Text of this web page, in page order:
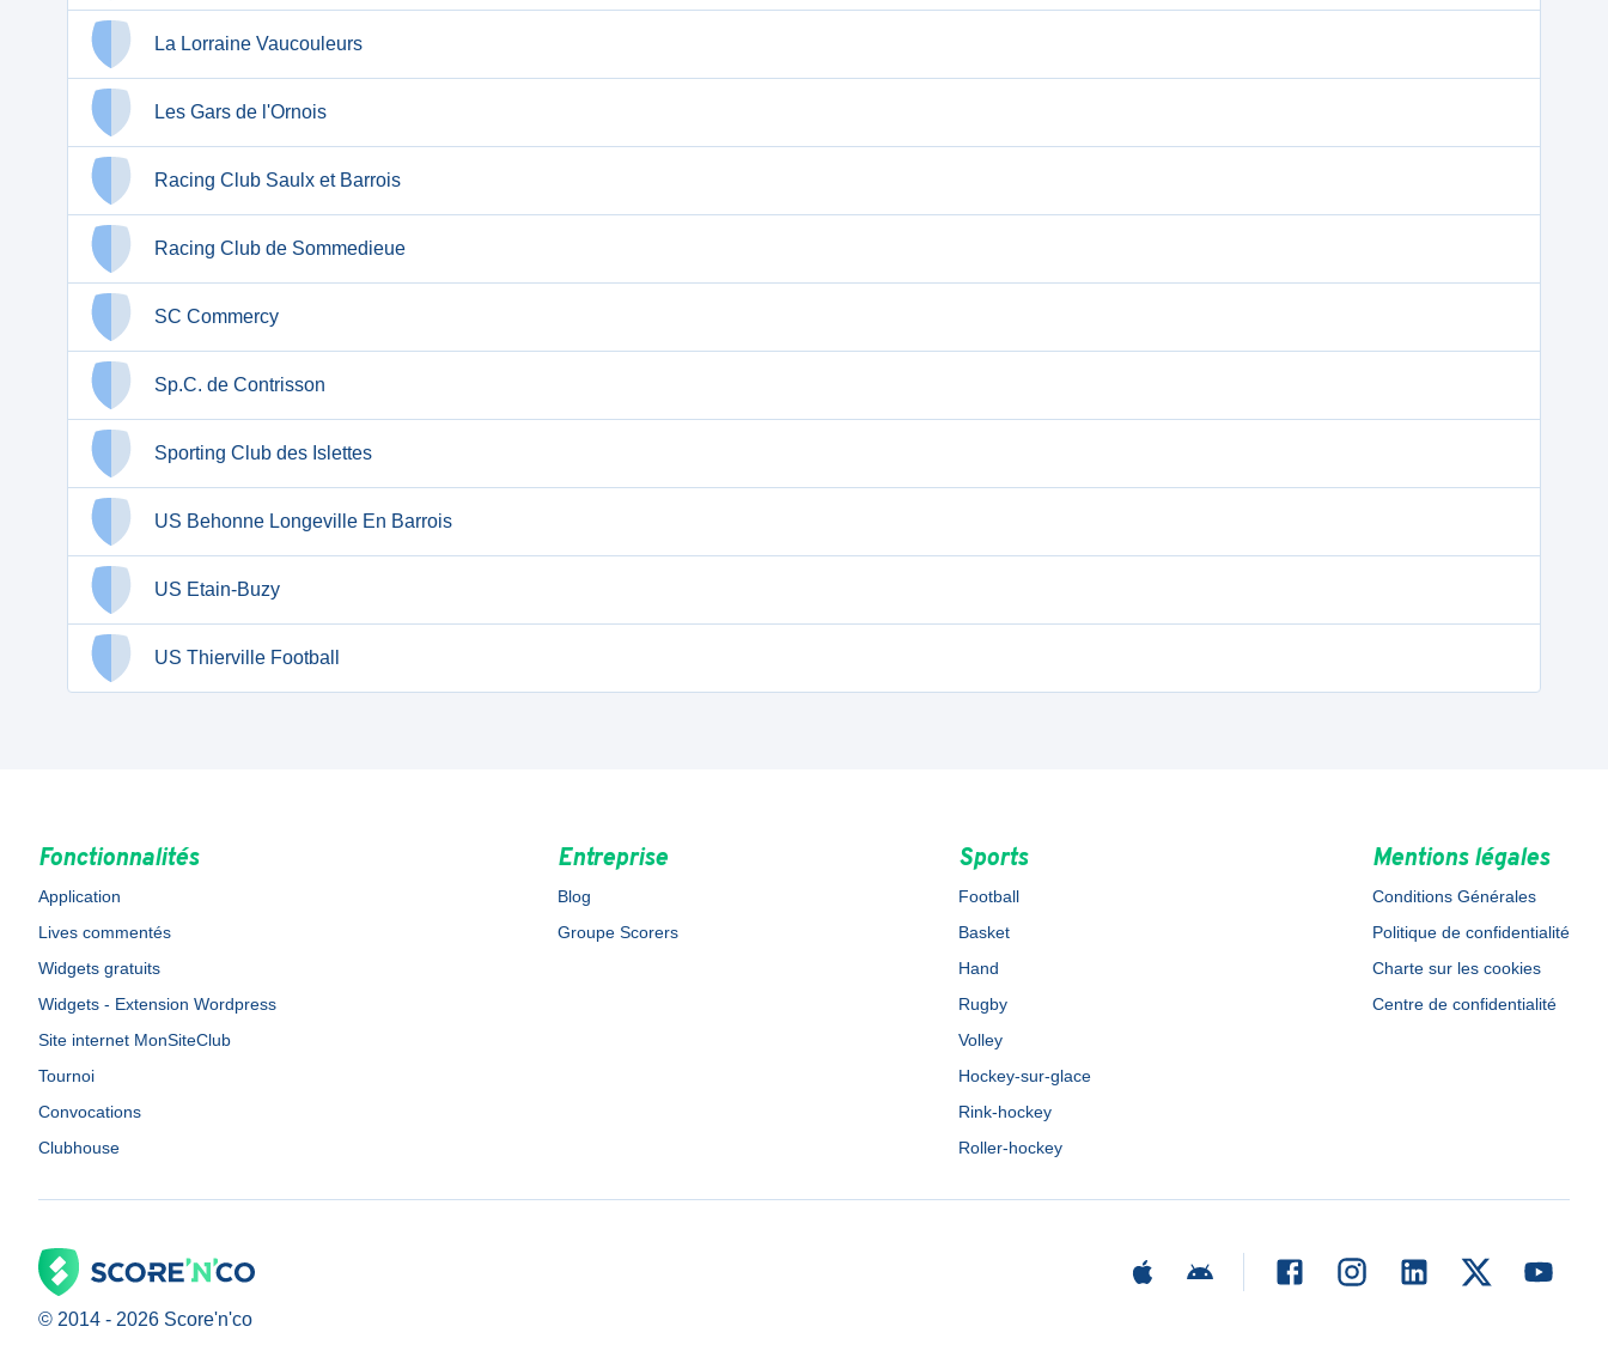
La Lorraine Vaucouleurs
Les Gars de l'Ornois
Racing Club Saulx et Barrois
Racing Club de Sommedieue
SC Commercy
Sp.C. de Contrisson
Sporting Club des Islettes
US Behonne Longeville En Barrois
US Etain-Buzy
US Thierville Football
Fonctionnalités
Application
Lives commentés
Widgets gratuits
Widgets - Extension Wordpress
Site internet MonSiteClub
Tournoi
Convocations
Clubhouse
Entreprise
Blog
Groupe Scorers
Sports
Football
Basket
Hand
Rugby
Volley
Hockey-sur-glace
Rink-hockey
Roller-hockey
Mentions légales
Conditions Générales
Politique de confidentialité
Charte sur les cookies
Centre de confidentialité
© 2014 - 2026 Score'n'co